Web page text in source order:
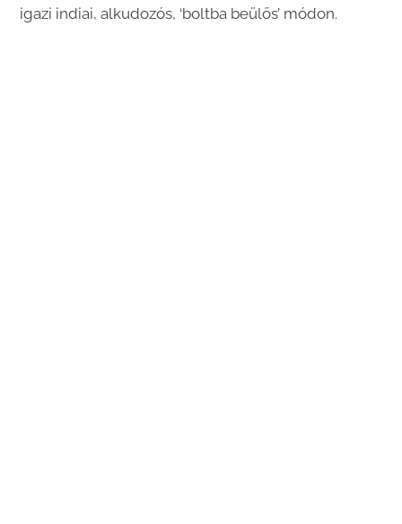
igazi indiai, alkudozós, ‘boltba beülős’ módon.